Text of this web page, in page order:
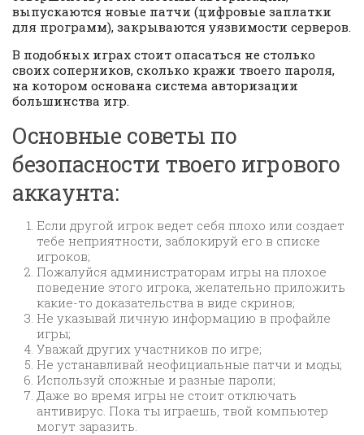
выпускаются новые патчи (цифровые заплатки
для программ), закрываются уязвимости серверов.
В подобных играх стоит опасаться не столько
своих соперников, сколько кражи твоего пароля,
на котором основана система авторизации
большинства игр.
Основные советы по
безопасности твоего игрового
аккаунта:
Если другой игрок ведет себя плохо или создает
тебе неприятности, заблокируй его в списке
игроков;
Пожалуйся администраторам игры на плохое
поведение этого игрока, желательно приложить
какие-то доказательства в виде скринов;
Не указывай личную информацию в профайле
игры;
Уважай других участников по игре;
Не устанавливай неофициальные патчи и моды;
Используй сложные и разные пароли;
Даже во время игры не стоит отключать
антивирус. Пока ты играешь, твой компьютер
могут заразить.